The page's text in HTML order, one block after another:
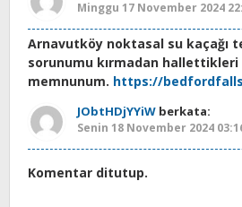
Minggu 17 November 2024
Arnavutköy noktasal su kaçağı
sorunumu kırmadan hallettikleri
memnunum. https://
JObtHDjYYiW berkata:
Senin 18 November 2024
Komentar ditutup.